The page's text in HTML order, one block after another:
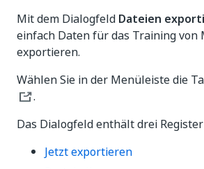
Mit dem Dialogfeld Dateien
einfach Daten für das Training von
exportieren.
Wählen Sie in der Menüleiste die
.
Das Dialogfeld enthält drei
Jetzt exportieren